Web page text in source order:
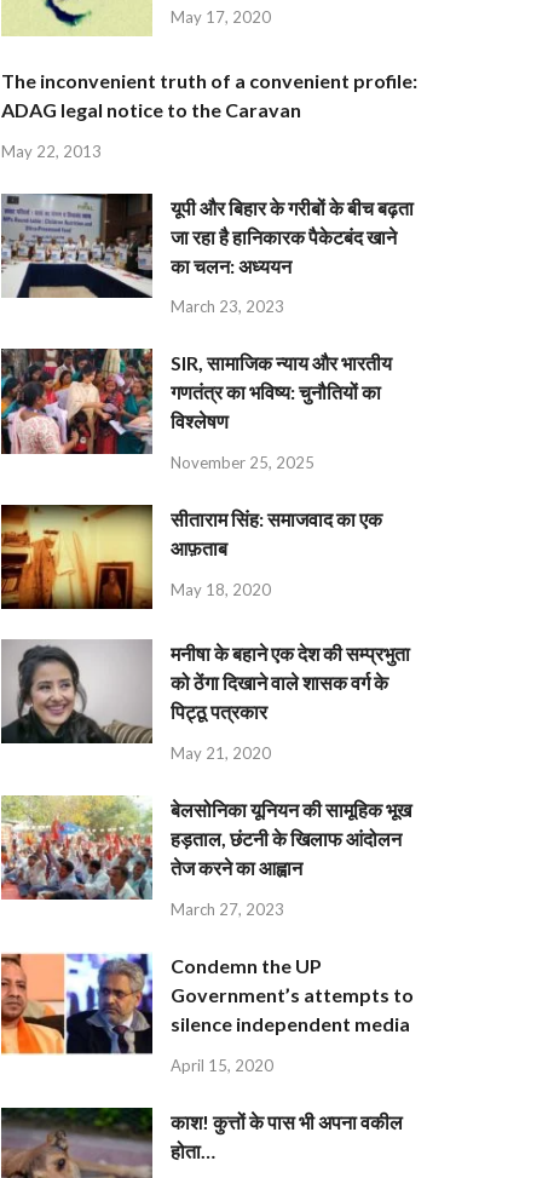
May 17, 2020
The inconvenient truth of a convenient profile:
ADAG legal notice to the Caravan
May 22, 2013
यूपी और बिहार के गरीबों के बीच बढ़ता
जा रहा है हानिकारक पैकेटबंद खाने
का चलन: अध्ययन
March 23, 2023
SIR, सामाजिक न्याय और भारतीय
गणतंत्र का भविष्य: चुनौतियों का
विश्लेषण
November 25, 2025
सीताराम सिंह: समाजवाद का एक
आफ़ताब
May 18, 2020
मनीषा के बहाने एक देश की सम्प्रभुता
को ठेंगा दिखाने वाले शासक वर्ग के
पिट्ठू पत्रकार
May 21, 2020
बेलसोनिका यूनियन की सामूहिक भूख
हड़ताल, छंटनी के खिलाफ आंदोलन
तेज करने का आह्वान
March 27, 2023
Condemn the UP
Government’s attempts to
silence independent media
April 15, 2020
काश! कुत्तों के पास भी अपना वकील
होता…